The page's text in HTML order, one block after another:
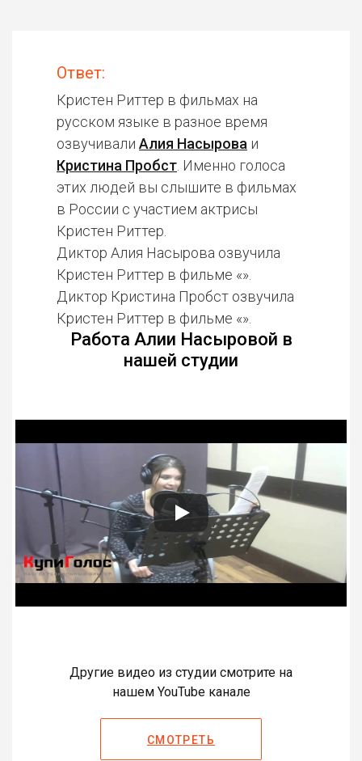
Ответ:
Кристен Риттер в фильмах на
русском языке в разное время
озвучивали Алия Насырова и
Кристина Пробст . Именно голоса
этих людей вы слышите в фильмах
в России с участием актрисы
Кристен Риттер.
Диктор Алия Насырова озвучила
Кристен Риттер в фильме «».
Диктор Кристина Пробст озвучила
Кристен Риттер в фильме «».
Работа Алии Насыровой в
нашей студии
Другие видео из студии смотрите на
нашем YouTube канале
СМОТРЕТЬ